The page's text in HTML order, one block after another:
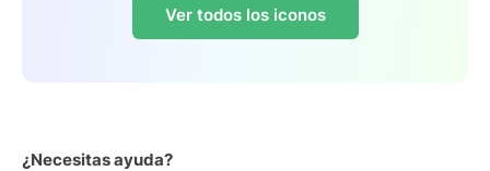
Ver todos los iconos
¿Necesitas ayuda?